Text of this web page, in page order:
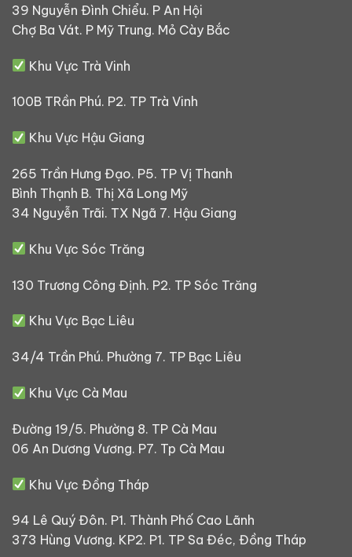
39 Nguyễn Đình Chiểu. P An Hội
Chợ Ba Vát. P Mỹ Trung. Mỏ Cày Bắc
Khu Vực Trà Vinh
100B TRần Phú. P2. TP Trà Vinh
Khu Vực Hậu Giang
265 Trần Hưng Đạo. P5. TP Vị Thanh
Bình Thạnh B. Thị Xã Long Mỹ
34 Nguyễn Trãi. TX Ngã 7. Hậu Giang
Khu Vực Sóc Trăng
130 Trương Công Định. P2. TP Sóc Trăng
Khu Vực Bạc Liêu
34/4 Trần Phú. Phường 7. TP Bạc Liêu
Khu Vực Cà Mau
Đường 19/5. Phường 8. TP Cà Mau
06 An Dương Vương. P7. Tp Cà Mau
Khu Vực Đồng Tháp
94 Lê Quý Đôn. P1. Thành Phố Cao Lãnh
373 Hùng Vương. KP2. P1. TP Sa Đéc, Đồng Tháp